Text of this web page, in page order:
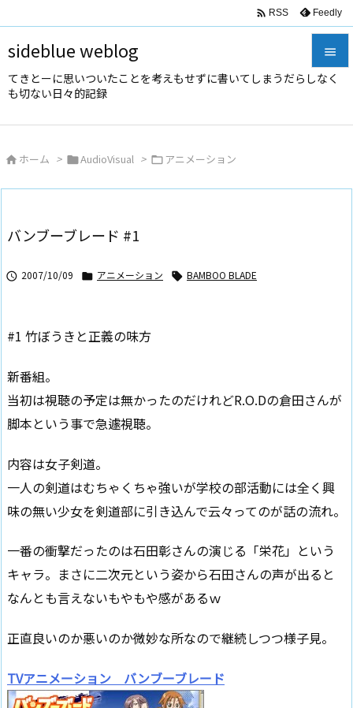
sideblue weblog
てきとーに思いついたことを考えもせずに書いてしまうだらしなく
も切ない日々的記録



 RSS Feedly
 ホーム > AudioVisual > アニメーション
バンブーブレード #1
 2007/10/09  アニメーション  BAMBOO BLADE
#1 竹ぼうきと正義の味方
新番組。
当初は視聴の予定は無かったのだけれどR.O.Dの倉田さんが
脚本という事で急遽視聴。
内容は女子剣道。
一人の剣道はむちゃくちゃ強いが学校の部活動には全く興
味の無い少女を剣道部に引き込んで云々ってのが話の流れ。
一番の衝撃だったのは石田彰さんの演じる「栄花」という
キャラ。まさに二次元という姿から石田さんの声が出ると
なんとも言えないもやもや感があるｗ
正直良いのか悪いのか微妙な所なので継続しつつ様子見。
TVアニメーション バンブーブレード